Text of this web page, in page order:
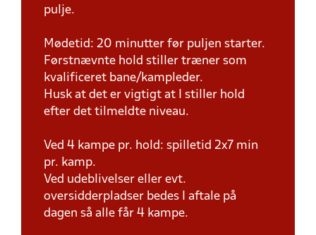
pulje.
Mødetid: 20 minutter før puljen starter.
Førstnævnte hold stiller træner som
kvalificeret bane/kampleder.
Husk at det er vigtigt at I stiller hold
efter det tilmeldte niveau.
Ved 4 kampe pr. hold: spilletid 2x7 min
pr. kamp.
Ved udeblivelser eller evt.
oversidderpladser bedes I aftale på
dagen så alle får 4 kampe.